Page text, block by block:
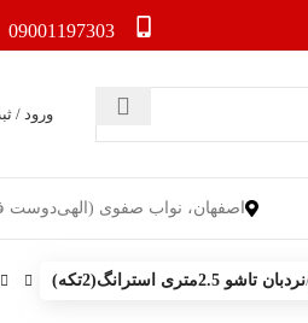
09001197303
ورود /
اصفهان، نواب صفوی (الهی‌دوست
نردبان تاشو 2.5متری استرانگ(2تکه)